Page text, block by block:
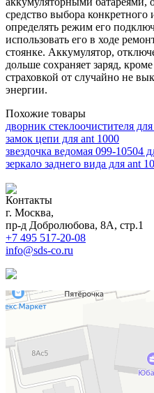
средство выбора
определять режим его
использовать его в ходе
стоянке. Аккумулятор,
дольше сохраняет заряд,
страховкой от случайно не
энергии.
Похожие товары
дворник стеклоочистителя
замок цепи для ant 1000
звездочка ведомая 099-10504
зеркало заднего вида для ant
Контакты
г. Москва,
пр-д Добролюбова, 8А, стр.1
+7 495 517-20-08
info@sds-co.ru